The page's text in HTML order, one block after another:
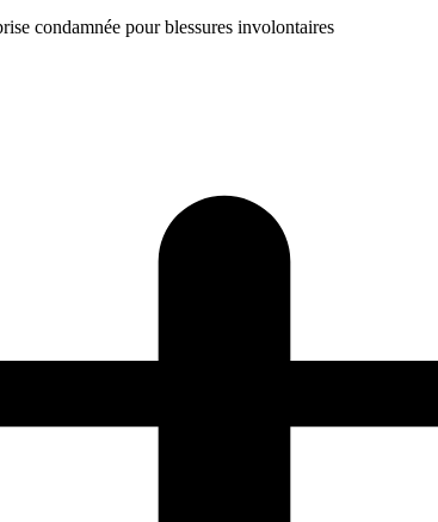
condamnée pour blessures involontaires